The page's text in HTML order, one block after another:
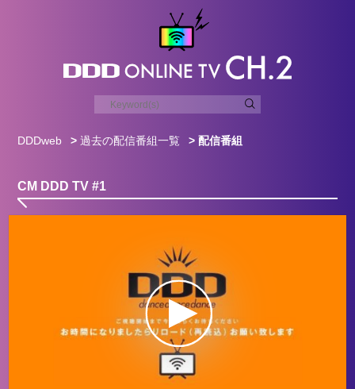
DDDweb >過去の配信番組一覧 > 配信番組
CM DDD TV #1